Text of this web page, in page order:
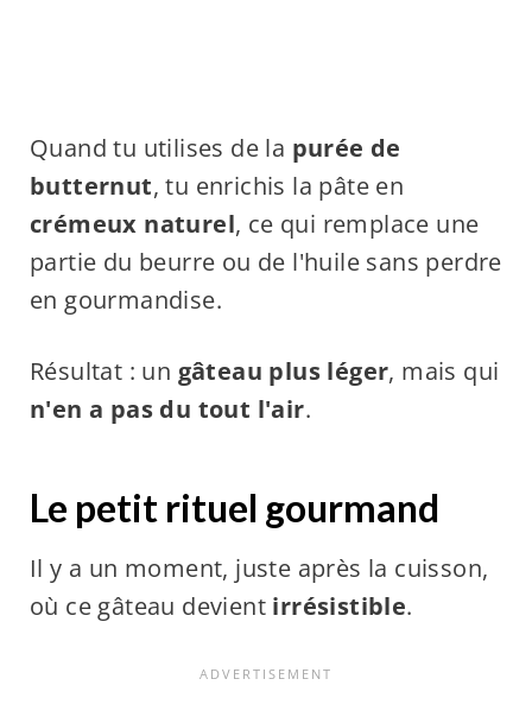
Quand tu utilises de la purée de
butternut, tu enrichis la pâte en
crémeux naturel, ce qui remplace une
partie du beurre ou de l'huile sans perdre
en gourmandise.
Résultat : un gâteau plus léger, mais qui
n'en a pas du tout l'air.
Le petit rituel gourmand
Il y a un moment, juste après la cuisson,
où ce gâteau devient irrésistible.